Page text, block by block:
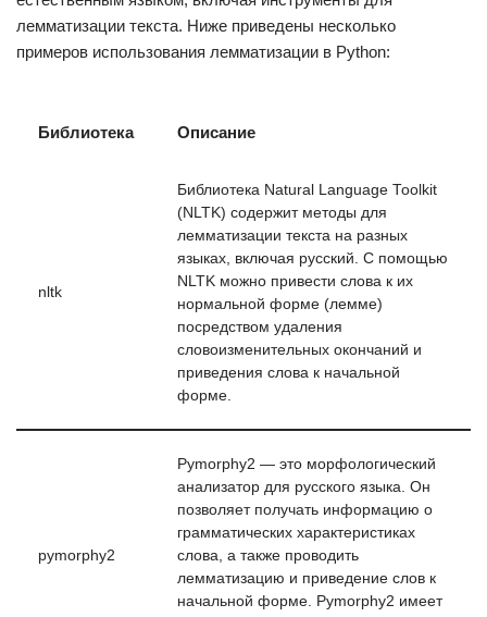
лемматизации текста. Ниже приведены несколько
примеров использования лемматизации в Python:
Библиотека Описание
nltk
Библиотека Natural Language Toolkit
(NLTK) содержит методы для
лемматизации текста на разных
языках, включая русский. С помощью
NLTK можно привести слова к их
нормальной форме (лемме)
посредством удаления
словоизменительных окончаний и
приведения слова к начальной
форме.
pymorphy2
Pymorphy2 — это морфологический
анализатор для русского языка. Он
позволяет получать информацию о
грамматических характеристиках
слова, а также проводить
лемматизацию и приведение слов к
начальной форме. Pymorphy2 имеет